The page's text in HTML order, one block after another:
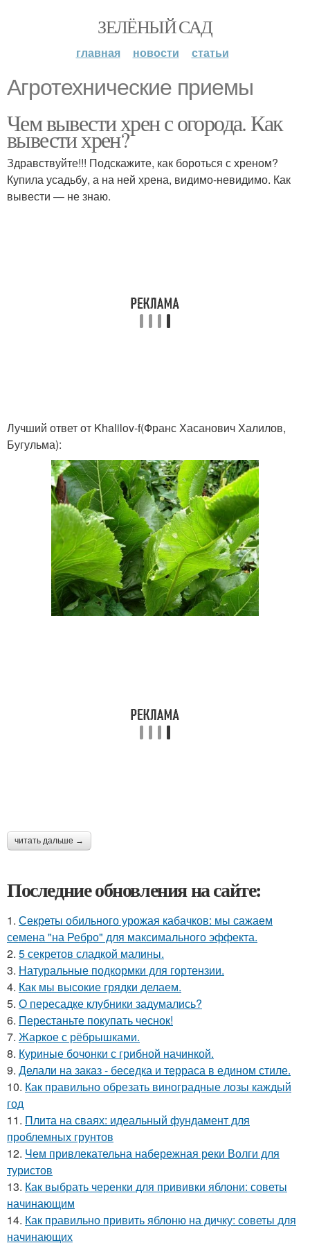
ЗЕЛЁНЫЙ САД
главная новости статьи
Агротехнические приемы
Чем вывести хрен с огорода. Как
вывести хрен?
Здравствуйте!!! Подскажите, как бороться с хреном?
Купила усадьбу, а на ней хрена, видимо-невидимо. Как
вывести — не знаю.
Лучший ответ от Khalilov-f(Франс Хасанович Халилов,
Бугульма):
читать дальше →
Последние обновления на сайте:
1. Секреты обильного урожая кабачков: мы сажаем
семена "на Ребро" для максимального эффекта.
2. 5 секретов сладкой малины.
3. Натуральные подкормки для гортензии.
4. Как мы высокие грядки делаем.
5. О пересадке клубники задумались?
6. Перестаньте покупать чеснок!
7. Жаркое с рёбрышками.
8. Куриные бочонки с грибной начинкой.
9. Делали на заказ - беседка и терраса в едином стиле.
10. Как правильно обрезать виноградные лозы каждый
год
11. Плита на сваях: идеальный фундамент для
проблемных грунтов
12. Чем привлекательна набережная реки Волги для
туристов
13. Как выбрать черенки для прививки яблони: советы
начинающим
14. Как правильно привить яблоню на дичку: советы для
начинающих